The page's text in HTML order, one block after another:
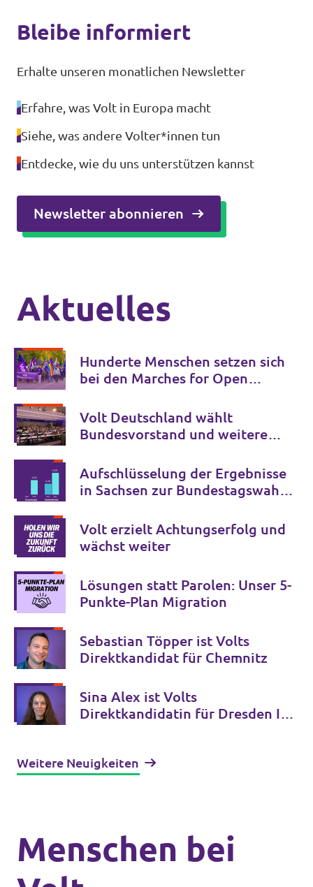
Bleibe informiert
Erhalte unseren monatlichen Newsletter
Erfahre, was Volt in Europa macht
Siehe, was andere Volter*innen tun
Entdecke, wie du uns unterstützen kannst
Newsletter abonnieren
Aktuelles
Hunderte Menschen setzen sich
bei den Marches for Open
in Europa ein
Volt Deutschland wählt
Bundesvorstand und weitere
kommenden Jahre
Aufschlüsselung der Ergebnisse
in Sachsen zur Bundestagswahl
Volt erzielt Achtungserfolg und
wächst weiter
Lösungen statt Parolen: Unser 5-
Punkte-Plan Migration
Sebastian Töpper ist Volts
Direktkandidat für Chemnitz
Sina Alex ist Volts
Direktkandidatin für Dresden II /
Weitere Neuigkeiten
Menschen bei